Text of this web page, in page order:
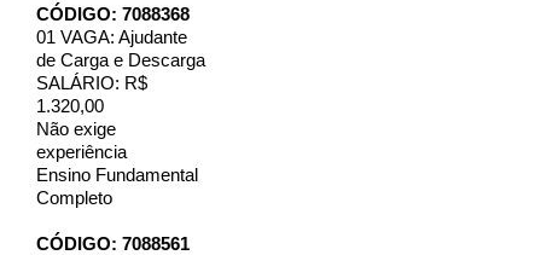
CÓDIGO: 7088368
01 VAGA: Ajudante
de Carga e Descarga
SALÁRIO: R$
1.320,00
Não exige
experiência
Ensino Fundamental
Completo
CÓDIGO: 7088561